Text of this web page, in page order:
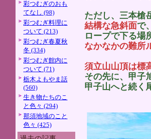
彩つむぎのおも
てなし (98)
彩つむぎ料理に
ついて (213)
彩つむぎ春夏秋
冬 (334)
彩つむぎ館内に
ついて (71)
栃木よもやま話
(560)
生き物たちのこ
と色々 (294)
那須地域のこと
色々 (425)
ただし、三本槍
結構な急斜面で
ロープで下る場
なかなかの難所
須立山山頂は標
その先に、甲子
甲子山へと続く